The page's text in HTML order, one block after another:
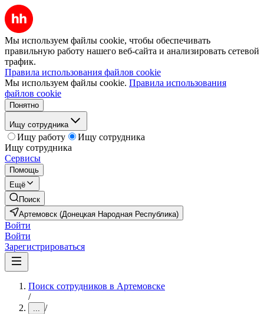
Мы используем файлы cookie, чтобы обеспечивать
правильную работу нашего веб-сайта и анализировать сетевой
трафик.
Правила использования файлов cookie
Мы используем файлы cookie. Правила использования
файлов cookie
Понятно
Ищу сотрудника
Ищу работу
Ищу сотрудника
Ищу сотрудника
Сервисы
Помощь
Ещё
Поиск
Артемовск (Донецкая Народная Республика)
Войти
Войти
Зарегистрироваться
Поиск сотрудников в Артемовске
/
... /